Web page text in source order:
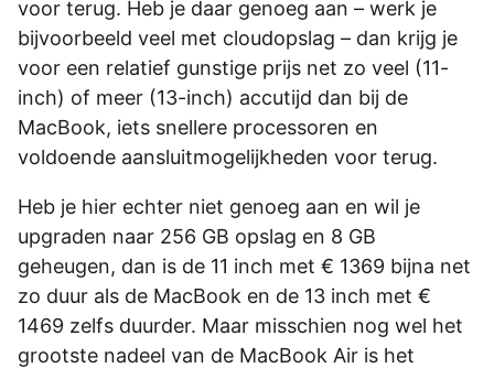
voor terug. Heb je daar genoeg aan – werk je
bijvoorbeeld veel met cloudopslag – dan krijg je
voor een relatief gunstige prijs net zo veel (11-
inch) of meer (13-inch) accutijd dan bij de
MacBook, iets snellere processoren en
voldoende aansluitmogelijkheden voor terug.
Heb je hier echter niet genoeg aan en wil je
upgraden naar 256 GB opslag en 8 GB
geheugen, dan is de 11 inch met € 1369 bijna net
zo duur als de MacBook en de 13 inch met €
1469 zelfs duurder. Maar misschien nog wel het
grootste nadeel van de MacBook Air is het